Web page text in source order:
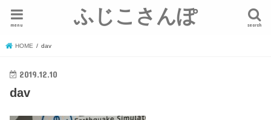
ふじこさんぽ search
menu
HOME dav
2019.12.10
dav